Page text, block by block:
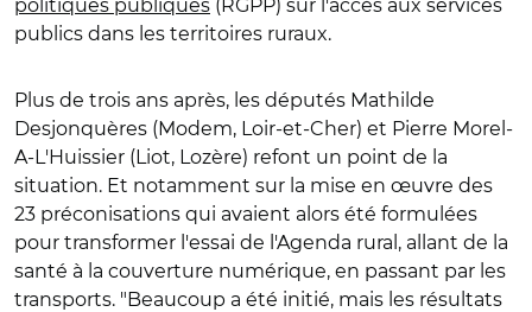
politiques publiques (RGPP) sur l'accès aux services
publics dans les territoires ruraux.
Plus de trois ans après, les députés Mathilde
Desjonquères (Modem, Loir-et-Cher) et Pierre Morel-
A-L'Huissier (Liot, Lozère) refont un point de la
situation. Et notamment sur la mise en œuvre des
23 préconisations qui avaient alors été formulées
pour transformer l'essai de l'Agenda rural, allant de la
santé à la couverture numérique, en passant par les
transports. "Beaucoup a été initié, mais les résultats